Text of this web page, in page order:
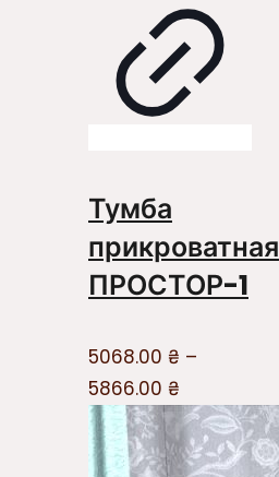
Тумба
прикроватная
ПРОСТОР-1
5068.00 ₴ –
5866.00 ₴